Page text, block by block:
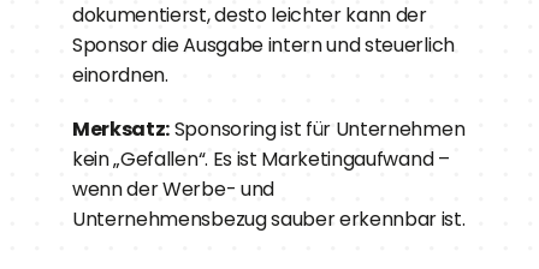
dokumentierst, desto leichter kann der
Sponsor die Ausgabe intern und steuerlich
einordnen.
Merksatz: Sponsoring ist für Unternehmen
kein „Gefallen“. Es ist Marketingaufwand –
wenn der Werbe- und
Unternehmensbezug sauber erkennbar ist.